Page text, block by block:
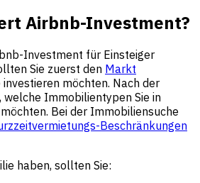
Airbnb-Investment?
Investment für Einsteiger
Sie zuerst den Markt
investieren möchten. Nach der
Immobilientypen Sie in
Bei der Immobiliensuche
Beschränkungen
haben, sollten Sie: